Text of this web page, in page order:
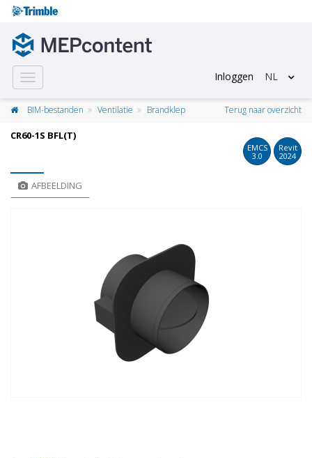
Toggle
navigation
Inloggen NL
BIM-bestanden Ventilatie Brandklep Terug naar overzicht
CR60-1S BFL(T)
EMCS
3.0
Revit
2024
AFBEELDING